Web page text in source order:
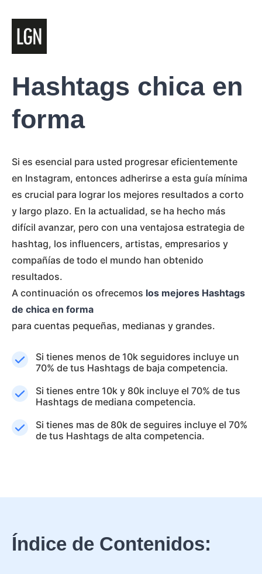
Hashtags chica en
forma
Si es esencial para usted progresar eficientemente
en Instagram, entonces adherirse a esta guía mínima
es crucial para lograr los mejores resultados a corto
y largo plazo. En la actualidad, se ha hecho más
difícil avanzar, pero con una ventajosa estrategia de
hashtag, los influencers, artistas, empresarios y
compañías de todo el mundo han obtenido
resultados.
A continuación os ofrecemos los mejores Hashtags
de chica en forma
para cuentas pequeñas, medianas y grandes.
Si tienes menos de 10k seguidores incluye un
70% de tus Hashtags de baja competencia.
Si tienes entre 10k y 80k incluye el 70% de tus
Hashtags de mediana competencia.
Si tienes mas de 80k de seguires incluye el 70%
de tus Hashtags de alta competencia.
Índice de Contenidos: